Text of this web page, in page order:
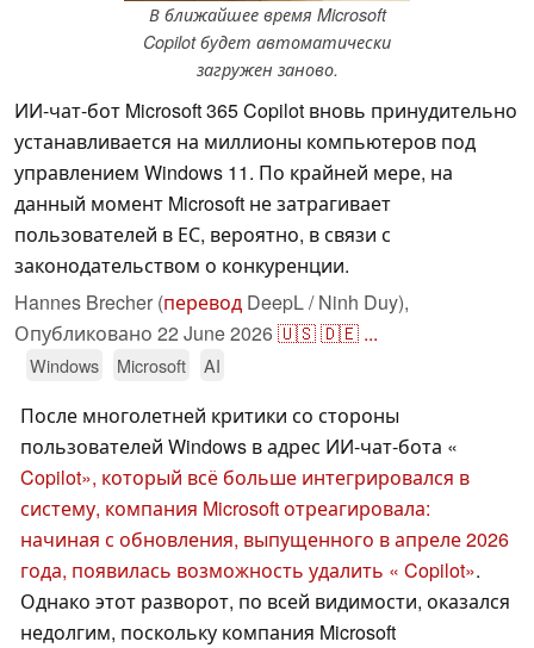
В ближайшее время Microsoft
Copilot будет автоматически
загружен заново.
ИИ-чат-бот Microsoft 365 Copilot вновь принудительно
устанавливается на миллионы компьютеров под
управлением Windows 11. По крайней мере, на
данный момент Microsoft не затрагивает
пользователей в ЕС, вероятно, в связи с
законодательством о конкуренции.
Hannes Brecher (перевод DeepL / Ninh Duy),
Опубликовано 22 June 2026🇺🇸🇩🇪 ...
Windows Microsoft AI
После многолетней критики со стороны
пользователей Windows в адрес ИИ-чат-бота «
Copilot», который всё больше интегрировался в
систему, компания Microsoft отреагировала:
начиная с обновления, выпущенного в апреле 2026
года, появилась возможность удалить « Copilot».
Однако этот разворот, по всей видимости, оказался
недолгим, поскольку компания Microsoft